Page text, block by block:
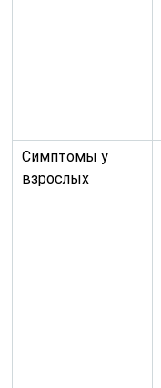
Симптомы у
взрослых